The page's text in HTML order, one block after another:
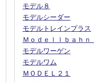
モデル８
モデルシーダー
モデルトレインプラス
Ｍｏｄｅｌｌｂａｈ
モデルワーゲン
モデルワム
ＭＯＤＥＬ２１